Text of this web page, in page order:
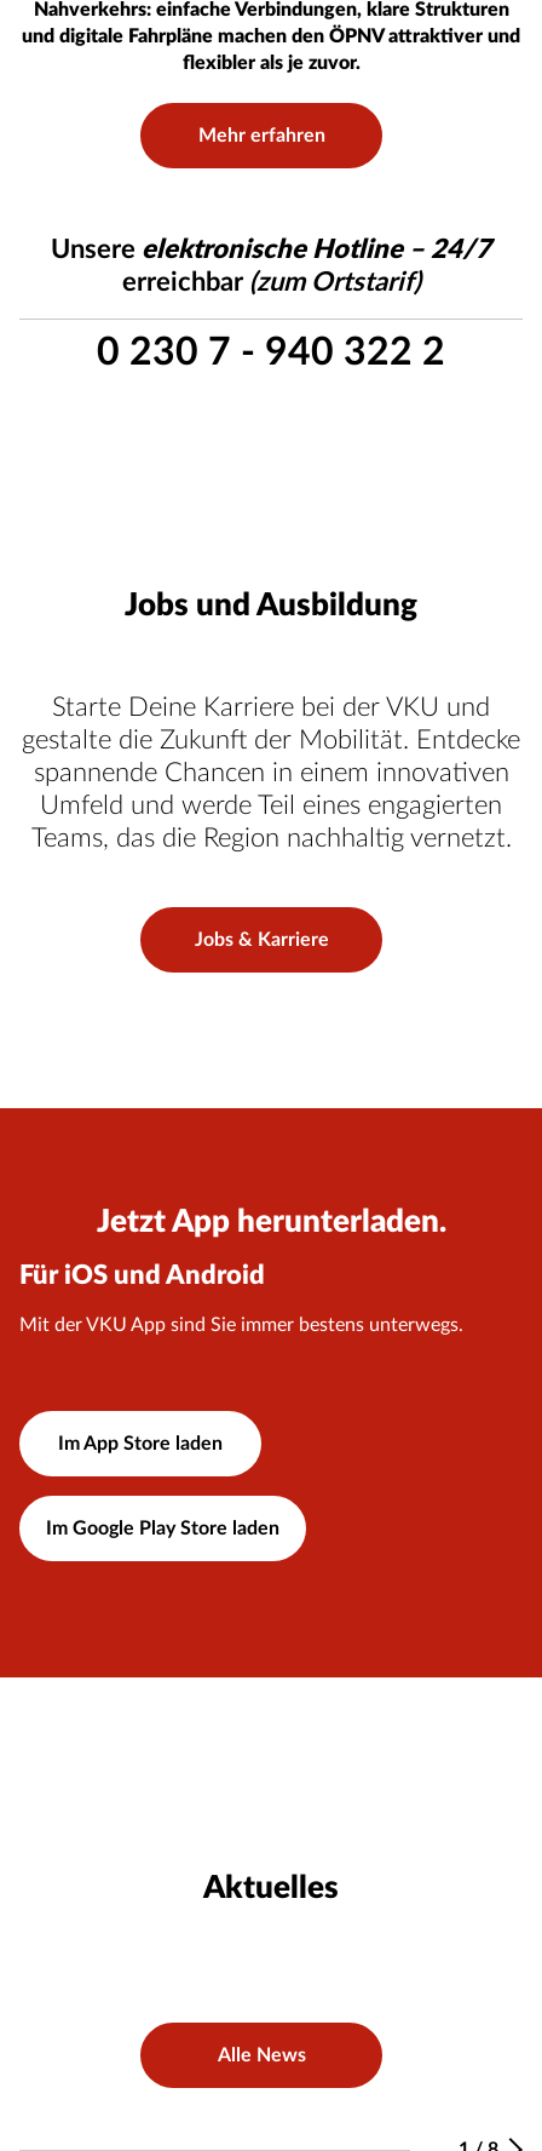
Nahverkehrs: einfache Verbindungen, klare Strukturen
und digitale Fahrpläne machen den ÖPNV attraktiver und
flexibler als je zuvor.
Mehr erfahren
Unsere elektronische Hotline – 24/7
erreichbar (zum Ortstarif)
0 230 7 - 940 322 2
Jobs und Ausbildung
Starte Deine Karriere bei der VKU und
gestalte die Zukunft der Mobilität. Entdecke
spannende Chancen in einem innovativen
Umfeld und werde Teil eines engagierten
Teams, das die Region nachhaltig vernetzt.
Jobs & Karriere
Jetzt App herunterladen.
Für iOS und Android
Mit der VKU App sind Sie immer bestens unterwegs.
Im App Store laden
Im Google Play Store laden
Aktuelles
Alle News